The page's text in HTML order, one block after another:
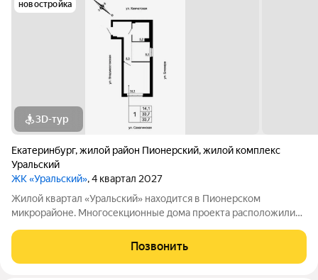
новостройка
3D-тур
Екатеринбург,жилой район Пионерский,жилой комплекс
Уральский
ЖК «Уральский», 4 квартал 2027
Жилой квартал «Уральский» находится в Пионерском
микрорайоне. Многосекционные дома проекта расположились
Сахалинской, вблизи от Шарташского лесопарка. Мастер план
проекта предполагает возведение
Позвонить